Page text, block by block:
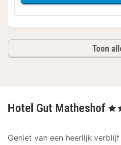
Toon
Hotel Gut Matheshof , 4
Geniet van een heerlijk